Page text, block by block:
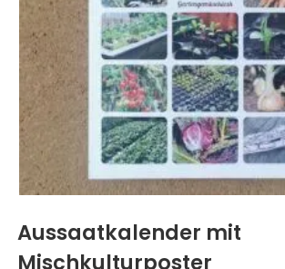
Aussaatkalender mit
Mischkulturposter